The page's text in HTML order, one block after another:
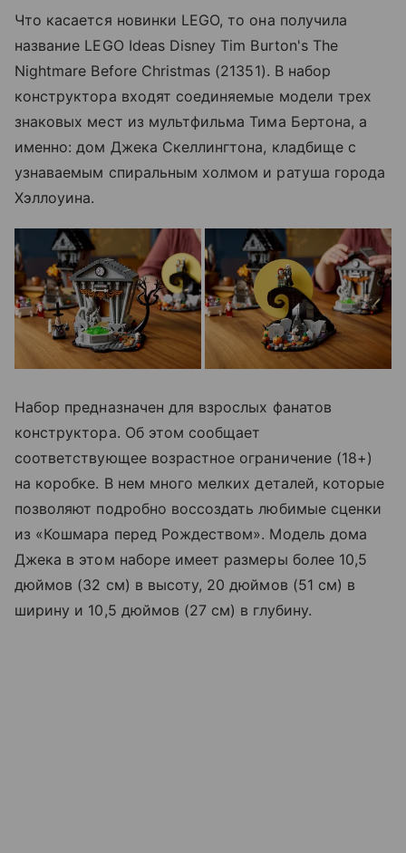
Что касается новинки LEGO, то она получила
название LEGO Ideas Disney Tim Burton's The
Nightmare Before Christmas (21351). В набор
конструктора входят соединяемые модели трех
знаковых мест из мультфильма Тима Бертона, а
именно: дом Джека Скеллингтона, кладбище с
узнаваемым спиральным холмом и ратуша города
Хэллоуина.
Набор предназначен для взрослых фанатов
конструктора. Об этом сообщает
соответствующее возрастное ограничение (18+)
на коробке. В нем много мелких деталей, которые
позволяют подробно воссоздать любимые сценки
из «Кошмара перед Рождеством». Модель дома
Джека в этом наборе имеет размеры более 10,5
дюймов (32 см) в высоту, 20 дюймов (51 см) в
ширину и 10,5 дюймов (27 см) в глубину.